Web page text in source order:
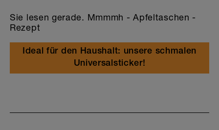
Sie lesen gerade. Mmmmh - Apfeltaschen -
Rezept
Ideal für den Haushalt: unsere schmalen
Universalsticker!